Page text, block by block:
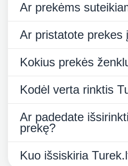
Ar prekėms
Ar pristatote prekes
Kokius prekės
Kodėl verta rinktis
Ar padedate
prekę?
Kuo išsiskiria